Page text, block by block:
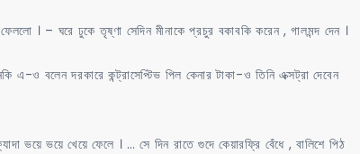
। – ঘরে ঢুকে তৃষ্ণা সেদিন মীনাকে প্রচুর বকাবকি করেন , গালমন্দ দেন ।
এ-ও বলেন দরকারে কন্ট্রাসেপ্টিভ পিল কেনার টাকা-ও তিনি এক্সট্রা দেবেন
ভয়ে ভয়ে খেয়ে ফেলে । … সে দিন রাতে গুদে কেয়ারফ্রি বেঁধে , বালিশে পিঠ